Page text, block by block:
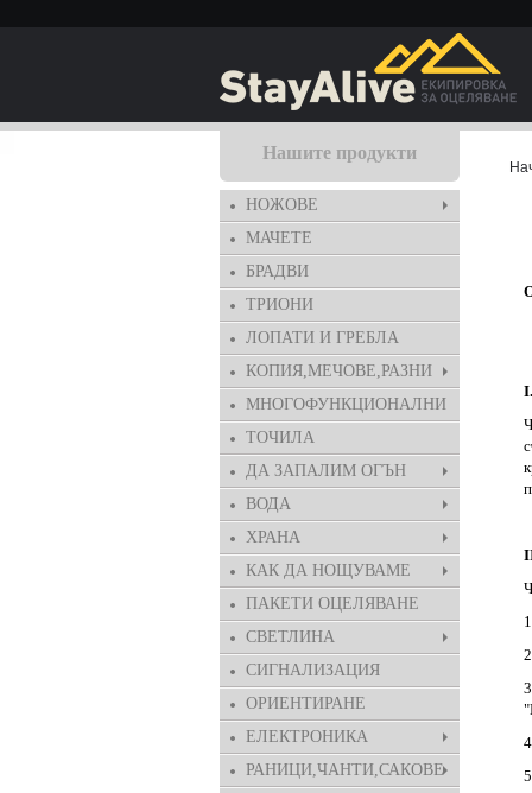
Нашите продукти
НОЖОВЕ
МАЧЕТЕ
БРАДВИ
ТРИОНИ
ЛОПАТИ И ГРЕБЛА
КОПИЯ,МЕЧОВЕ,РАЗНИ
МНОГОФУНКЦИОНАЛНИ
ТОЧИЛА
ДА ЗАПАЛИМ ОГЪН
ВОДА
ХРАНА
КАК ДА НОЩУВАМЕ
ПАКЕТИ ОЦЕЛЯВАНЕ
СВЕТЛИНА
СИГНАЛИЗАЦИЯ
ОРИЕНТИРАНЕ
ЕЛЕКТРОНИКА
РАНИЦИ,ЧАНТИ,САКОВЕ